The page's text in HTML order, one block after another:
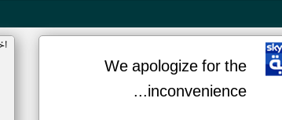
We apologize for the
inconvenience...